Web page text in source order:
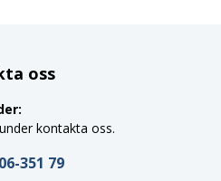
oss
kontakta oss.
351 79